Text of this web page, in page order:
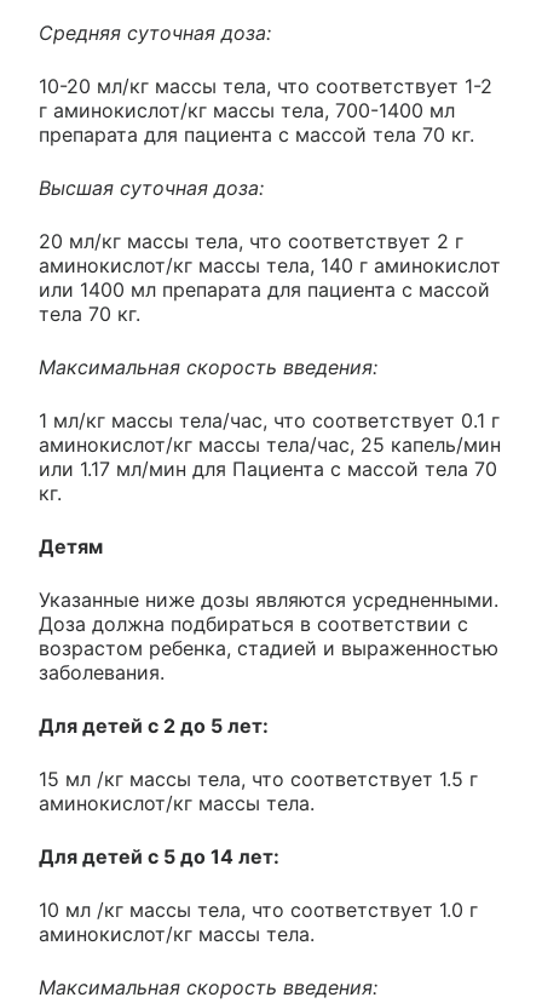
Средняя суточная доза:
10-20 мл/кг массы тела, что соответствует 1-2
г аминокислот/кг массы тела, 700-1400 мл
препарата для пациента с массой тела 70 кг.
Высшая суточная доза:
20 мл/кг массы тела, что соответствует 2 г
аминокислот/кг массы тела, 140 г аминокислот
или 1400 мл препарата для пациента с массой
тела 70 кг.
Максимальная скорость введения:
1 мл/кг массы тела/час, что соответствует 0.1 г
аминокислот/кг массы тела/час, 25 капель/мин
или 1.17 мл/мин для Пациента с массой тела 70
кг.
Детям
Указанные ниже дозы являются усредненными.
Доза должна подбираться в соответствии с
возрастом ребенка, стадией и выраженностью
заболевания.
Для детей с 2 до 5 лет:
15 мл /кг массы тела, что соответствует 1.5 г
аминокислот/кг массы тела.
Для детей с 5 до 14 лет:
10 мл /кг массы тела, что соответствует 1.0 г
аминокислот/кг массы тела.
Максимальная скорость введения: